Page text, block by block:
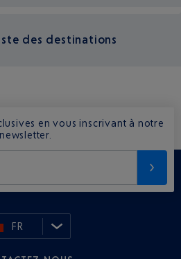
des destinations
en vous inscrivant à notre
newsletter.
FR